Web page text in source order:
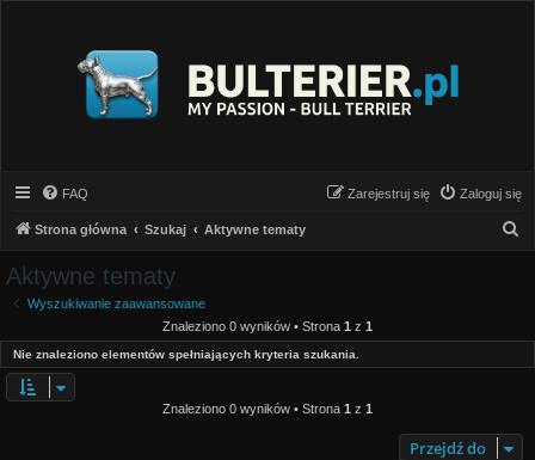
FAQ Zaloguj się
Zarejestruj się
Strona główna Szukaj Aktywne tematy
a
j
Aktywne tematy
Wyszukiwanie zaawansowane
Znaleziono 0 wyników • Strona 1 z 1
Nie znaleziono elementów spełniających kryteria szukania.
Znaleziono 0 wyników • Strona 1 z 1
Przejdź do